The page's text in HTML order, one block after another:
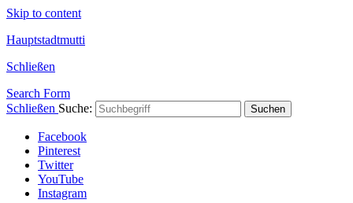
Skip to content
Hauptstadtmutti
Schließen
Search Form
Schließen Suche: Suchen
Facebook
Pinterest
Twitter
YouTube
Instagram